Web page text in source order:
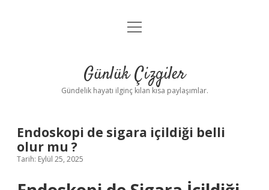
Anasayfa
Yasal Uyarı
menüyü
Günlük Çizgiler
Gündelik hayatı ilginç kılan kısa paylaşımlar.
Endoskopi de sigara içildiği belli
olur mu ?
Tarih: Eylül 25, 2025